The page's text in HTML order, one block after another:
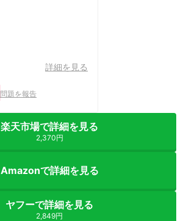
詳細を見る
問題を報告
楽天市場で詳細を見る
2,370円
Amazonで詳細を見る
ヤフーで詳細を見る
2,849円